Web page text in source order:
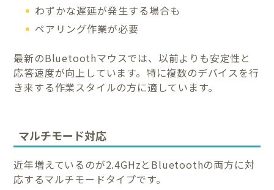
わずかな遅延が発生する場合も
ペアリング作業が必要
最新のBluetoothマウスでは、以前よりも安定性と
応答速度が向上しています。特に複数のデバイスを行
き来する作業スタイルの方に適しています。
マルチモード対応
近年増えているのが2.4GHzとBluetoothの両方に対
応するマルチモードタイプです。